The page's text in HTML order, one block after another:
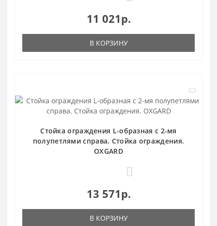
11 021р.
В КОРЗИНУ
Стойка ограждения L-образная с 2-мя
полупетлями cправа. Стойка ограждения.
OXGARD
13 571р.
В КОРЗИНУ